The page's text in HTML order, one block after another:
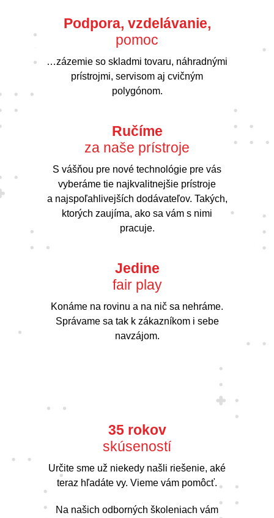
Podpora, vzdelávanie,
pomoc
…zázemie so skladmi tovaru, náhradnými
prístrojmi, servisom aj cvičným
polygónom.
Ručíme
za naše prístroje
S vášňou pre nové technológie pre vás
vyberáme tie najkvalitnejšie prístroje
a najspoľahlivejších dodávateľov. Takých,
ktorých zaujíma, ako sa vám s nimi
pracuje.
Jedine
fair play
Konáme na rovinu a na nič sa nehráme.
Správame sa tak k zákazníkom i sebe
navzájom.
35 rokov
skúseností
Určite sme už niekedy našli riešenie, aké
teraz hľadáte vy. Vieme vám pomôcť.
Na našich odborných školeniach vám